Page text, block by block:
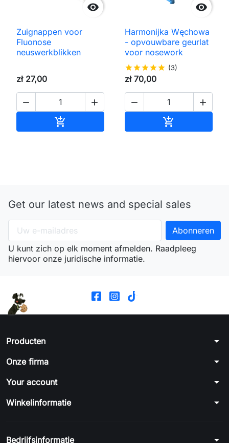

Zuignappen voor
Fluonose
neuswerkblikken
zł 27,00
 
 Toevoegen aan winkelwagen

Harmonijka Węchowa
- opvouwbare geurlat
voor nosework
starstarstarstarstar (3)
zł 70,00
 

Get our latest news and special sales
U kunt zich op elk moment afmelden. Raadpleeg
hiervoor onze juridische informatie.
Producten arrow_drop_down
Onze firma arrow_drop_down
Your account arrow_drop_down
Winkelinformatie arrow_drop_down
Bedrijfsinformatie arrow_drop_down